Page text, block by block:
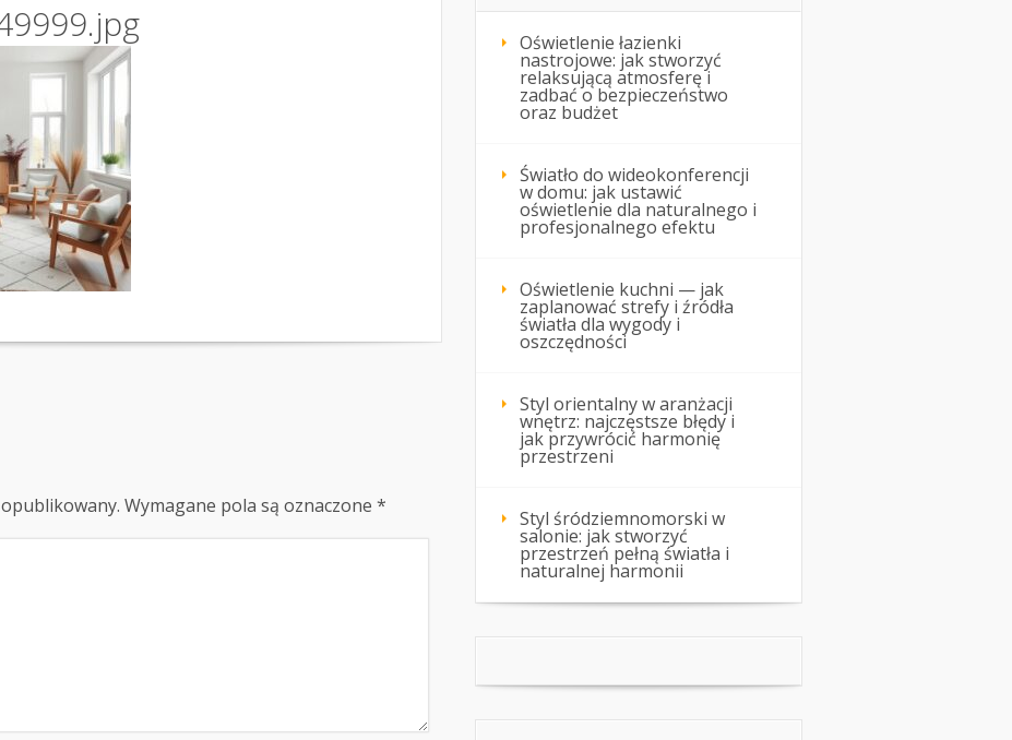
Wymagane pola są oznaczone *
Oświetlenie łazienki
nastrojowe: jak stworzyć
relaksującą atmosferę i
zadbać o bezpieczeństwo
oraz budżet
Światło do wideokonferencji
w domu: jak ustawić
oświetlenie dla naturalnego i
profesjonalnego efektu
Oświetlenie kuchni — jak
zaplanować strefy i źródła
światła dla wygody i
oszczędności
Styl orientalny w aranżacji
wnętrz: najczęstsze błędy i
jak przywrócić harmonię
przestrzeni
Styl śródziemnomorski w
salonie: jak stworzyć
przestrzeń pełną światła i
naturalnej harmonii